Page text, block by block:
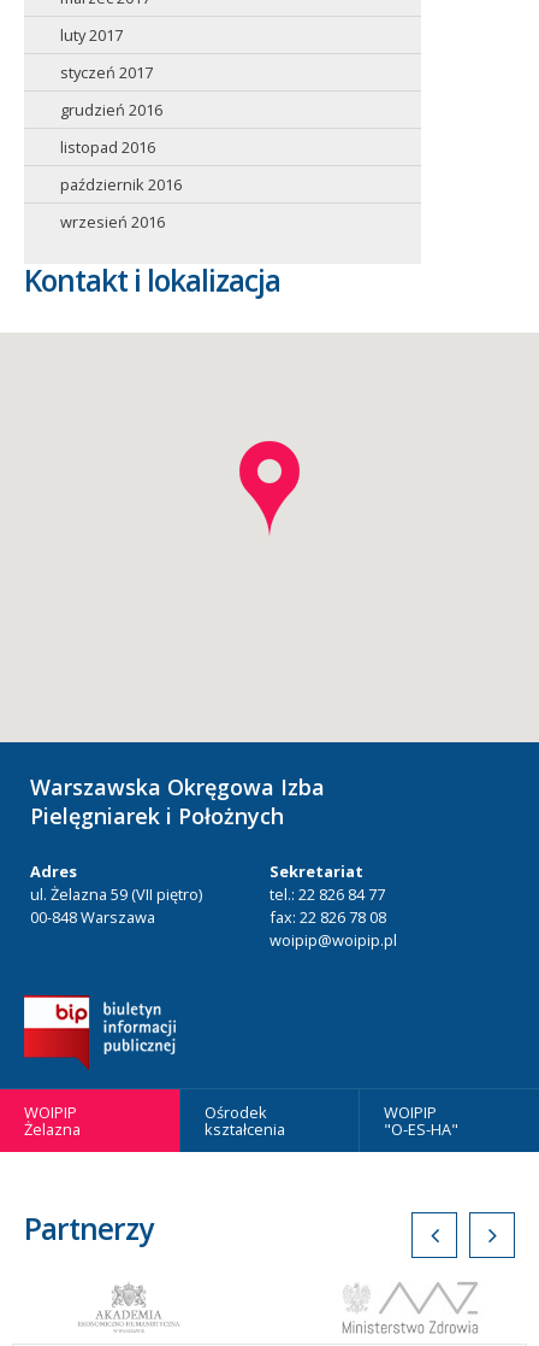
luty 2017
styczeń 2017
grudzień 2016
listopad 2016
październik 2016
wrzesień 2016
Kontakt i lokalizacja
Warszawska Okręgowa Izba
Pielęgniarek i Położnych
Adres
ul. Żelazna 59 (VII piętro)
00-848 Warszawa
Sekretariat
tel.: 22 826 84 77
fax: 22 826 78 08
woipip@woipip.pl
WOIPIP
Żelazna
Ośrodek
kształcenia
WOIPIP
"O-ES-HA"
Partnerzy